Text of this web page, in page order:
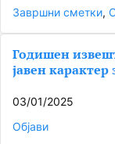
Завршни сметки,
Годишен
јавен карактер
03/01/2025
Објави